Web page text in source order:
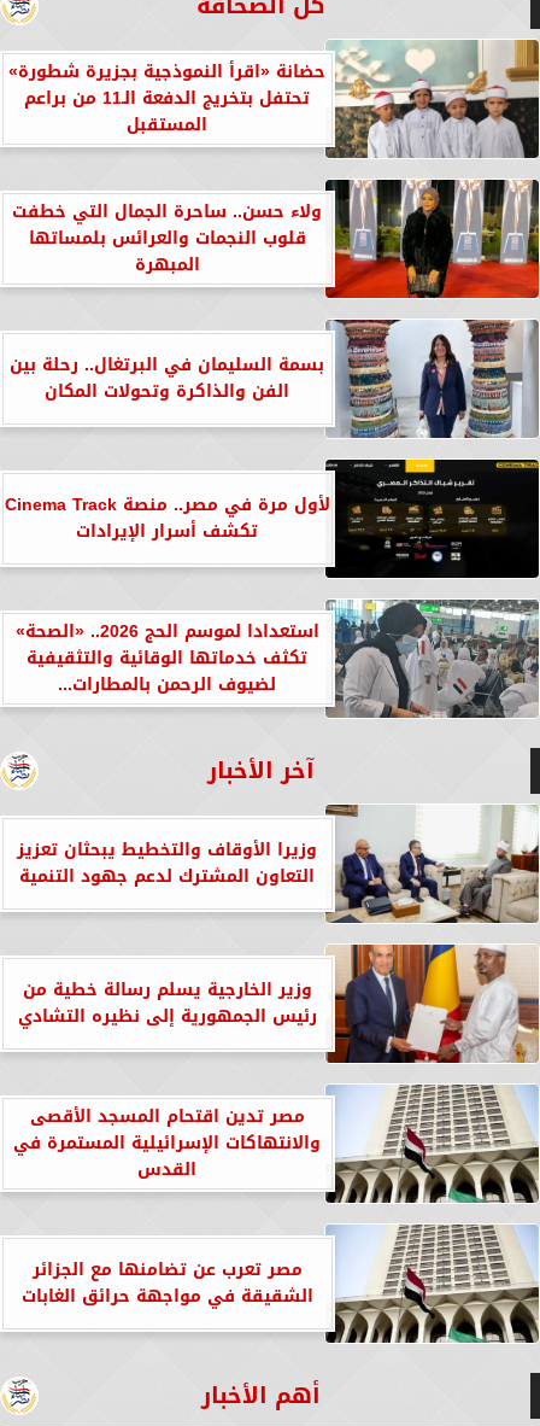
حضانة «اقرأ النموذجية بجزيرة شطورة»
تحتفل بتخريج الدفعة الـ11 من براعم
المستقبل
ولاء حسن.. ساحرة الجمال التي خطفت
قلوب النجمات والعرائس بلمساتها
المبهرة
بسمة السليمان في البرتغال.. رحلة بين
الفن والذاكرة وتحولات المكان
لأول مرة في مصر.. منصة Cinema Track
تكشف أسرار الإيرادات
استعدادا لموسم الحج 2026.. «الصحة»
تكثف خدماتها الوقائية والتثقيفية
لضيوف الرحمن بالمطارات...
آخر الأخبار
وزيرا الأوقاف والتخطيط يبحثان تعزيز
التعاون المشترك لدعم جهود التنمية
وزير الخارجية يسلم رسالة خطية من
رئيس الجمهورية إلى نظيره التشادي
مصر تدين اقتحام المسجد الأقصى
والانتهاكات الإسرائيلية المستمرة في
القدس
مصر تعرب عن تضامنها مع الجزائر
الشقيقة في مواجهة حرائق الغابات
أهم الأخبار